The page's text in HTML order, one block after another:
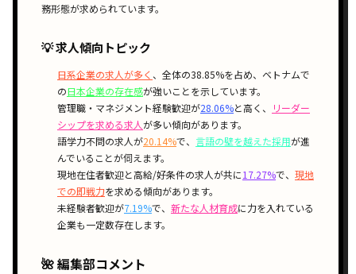
務形態が求められています。
💡 求人傾向トピック
日系企業の求人が多く 、全体の38.85%を占め、ベトナムで
の日本企業の存在感が強いことを示しています。
管理職・マネジメント経験歓迎が28.06%と高く、
リーダー
シップを求める求人が多い傾向があります。
語学力不問の求人が20.14%で、 言語の壁を越えた採用が進
んでいることが伺えます。
現地在住者歓迎と高給/好条件の求人が共に17.27%で、 現地
での即戦力を求める傾向があります。
未経験者歓迎が7.19%で、 新たな人材育成に力を入れている
企業も一定数存在します。
🌺 編集部コメント